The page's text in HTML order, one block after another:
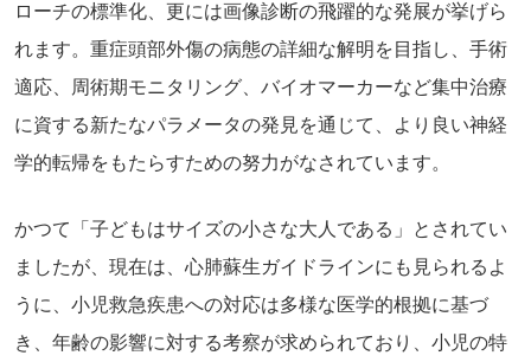
ローチの標準化、更には画像診断の飛躍的な発展が挙げら
れます。重症頭部外傷の病態の詳細な解明を目指し、手術
適応、周術期モニタリング、バイオマーカーなど集中治療
に資する新たなパラメータの発見を通じて、より良い神経
学的転帰をもたらすための努力がなされています。
かつて「子どもはサイズの小さな大人である」とされてい
ましたが、現在は、心肺蘇生ガイドラインにも見られるよ
うに、小児救急疾患への対応は多様な医学的根拠に基づ
き、年齢の影響に対する考察が求められており、小児の特